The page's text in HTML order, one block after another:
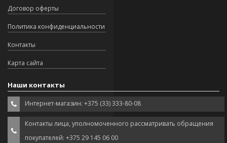
Договор оферты
Политика конфиденциальности
Контакты
Карта сайта
Наши контакты
Интернет-магазин: +375 (33) 333-80-08
Контакты лица, уполномоченного рассматривать обращения
покупателей: +375 29 145 06 00